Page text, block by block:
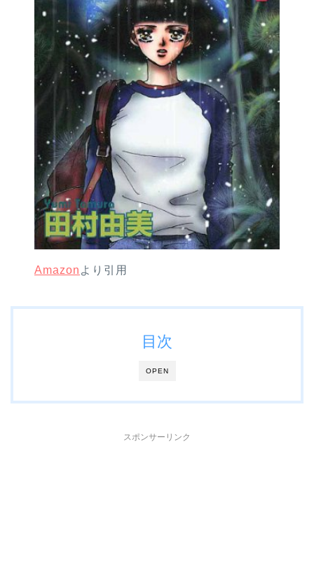
Amazon より引用
OPEN
目次
スポンサーリンク